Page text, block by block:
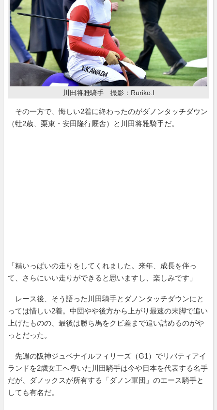
川田将雅騎手 撮影：Ruriko.I
その一方で、悔しい2着に終わったのがダノンタッチダウン
（牡2歳、栗東・安田隆行厩舎）と川田将雅騎手だ。
「精いっぱいの走りをしてくれました。来年、成長を伴っ
て、さらにいい走りができると思いますし、楽しみです」
レース後、そう語った川田騎手とダノンタッチダウンにと
っては惜しい2着。中団やや後方から上がり最速の末脚で追い
上げたものの、最後は勝ち馬をクビ差まで追い詰めるのがや
っとだった。
先週の阪神ジュベナイルフィリーズ（G1）でリバティアイ
ランドを2歳女王へ導いた川田騎手は今や日本を代表する名手
だが、ダノックスが所有する「ダノン軍団」のエース騎手と
しても有名だ。